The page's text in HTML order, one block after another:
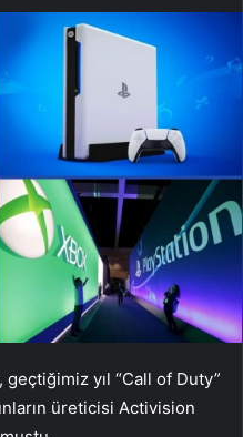
yıl “Call of Duty”
üreticisi Activision